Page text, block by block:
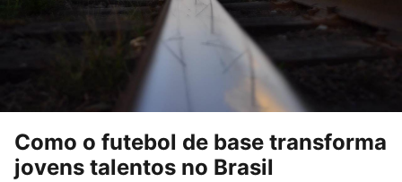
Como o futebol de base transforma
jovens talentos no Brasil